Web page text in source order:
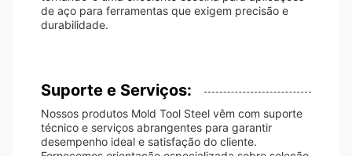
de aço para ferramentas que exigem precisão e
durabilidade.
Suporte e Serviços:
Nossos produtos Mold Tool Steel vêm com suporte
técnico e serviços abrangentes para garantir
desempenho ideal e satisfação do cliente.